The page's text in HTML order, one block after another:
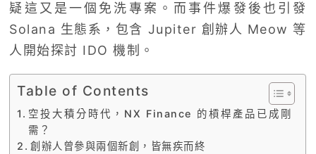
疑這又是一個免洗專案。而事件爆發後也引發
Solana 生態系，包含 Jupiter 創辦人 Meow 等
人開始探討 IDO 機制。
Table of Contents
空投大積分時代，NX Finance 的槓桿產品已成剛
需？
創辦人曾參與兩個新創，皆無疾而終